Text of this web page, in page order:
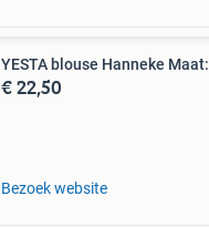
YESTA blouse Hanneke Maat:
€ 22,50
Bezoek website